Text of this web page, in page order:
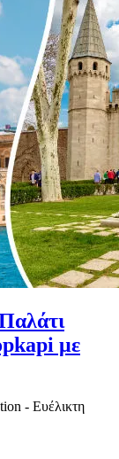
με
- Ευέλικτη